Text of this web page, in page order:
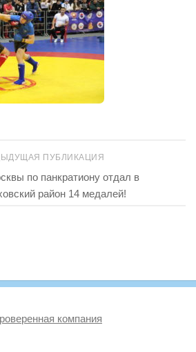
ПУБЛИКАЦИЯ
по панкратиону отдал в
район 14 медалей!